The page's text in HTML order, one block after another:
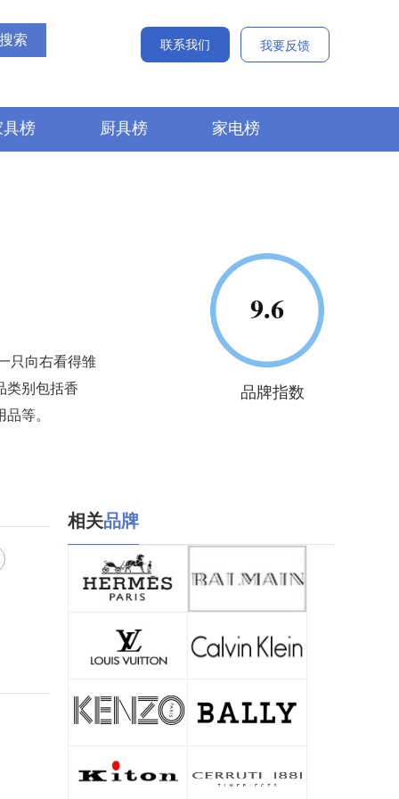
联系我们
我要反馈
具榜 厨具榜 家电榜
只向右看得雏
类别包括香
等。
品牌指数
相关品牌
爱马仕/Hermes
查看详情 查看详情
路易威登/Louis Vuitton
查看详情 查看详情
高田贤三/KENZO
查看详情